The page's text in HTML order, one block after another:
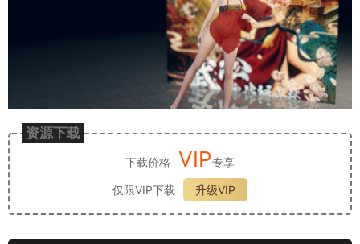
资源下载
下载价格 VIP专享
仅限VIP下载
升级VIP